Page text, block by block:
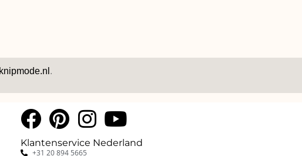
.
Klantenservice Nederland
+31 20 894 5665